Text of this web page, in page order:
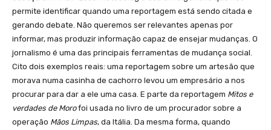
permite identificar quando uma reportagem está sendo citada e
gerando debate. Não queremos ser relevantes apenas por
informar, mas produzir informação capaz de ensejar mudanças. O
jornalismo é uma das principais ferramentas de mudança social.
Cito dois exemplos reais: uma reportagem sobre um artesão que
morava numa casinha de cachorro levou um empresário a nos
procurar para dar a ele uma casa. E parte da reportagem Mitos e
verdades de Morofoi usada no livro de um procurador sobre a
operação Mãos Limpas, da Itália. Da mesma forma, quando